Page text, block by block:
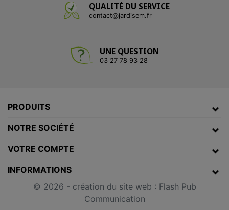
QUALITÉ DU SERVICE
contact@jardisem.fr
UNE QUESTION
03 27 78 93 28
PRODUITS
NOTRE SOCIÉTÉ
VOTRE COMPTE
INFORMATIONS
© 2026 - création du site web : Flash Pub
Communication